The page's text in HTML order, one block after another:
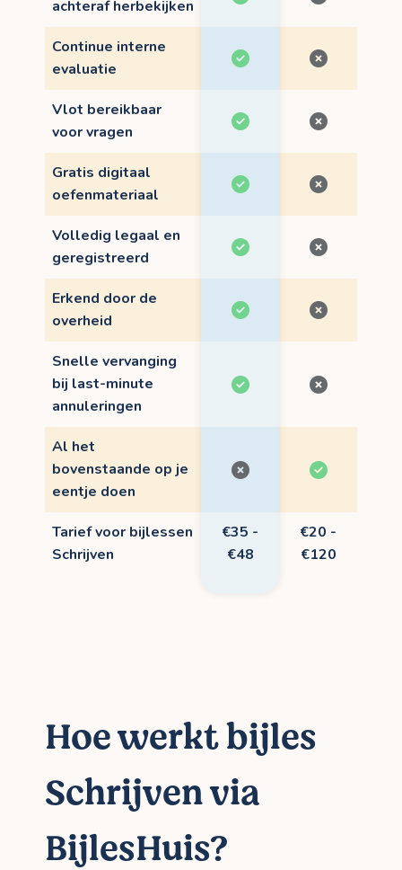
achteraf herbekijken
Continue interne
evaluatie
Vlot bereikbaar
voor vragen
Gratis digitaal
oefenmateriaal
Volledig legaal en
geregistreerd
Erkend door de
overheid
Snelle vervanging
bij last-minute
annuleringen
Al het
bovenstaande op je
eentje doen
Tarief voor bijlessen
Schrijven
€35 -
€48
€20 -
€120
Hoe werkt bijles
Schrijven via
BijlesHuis?